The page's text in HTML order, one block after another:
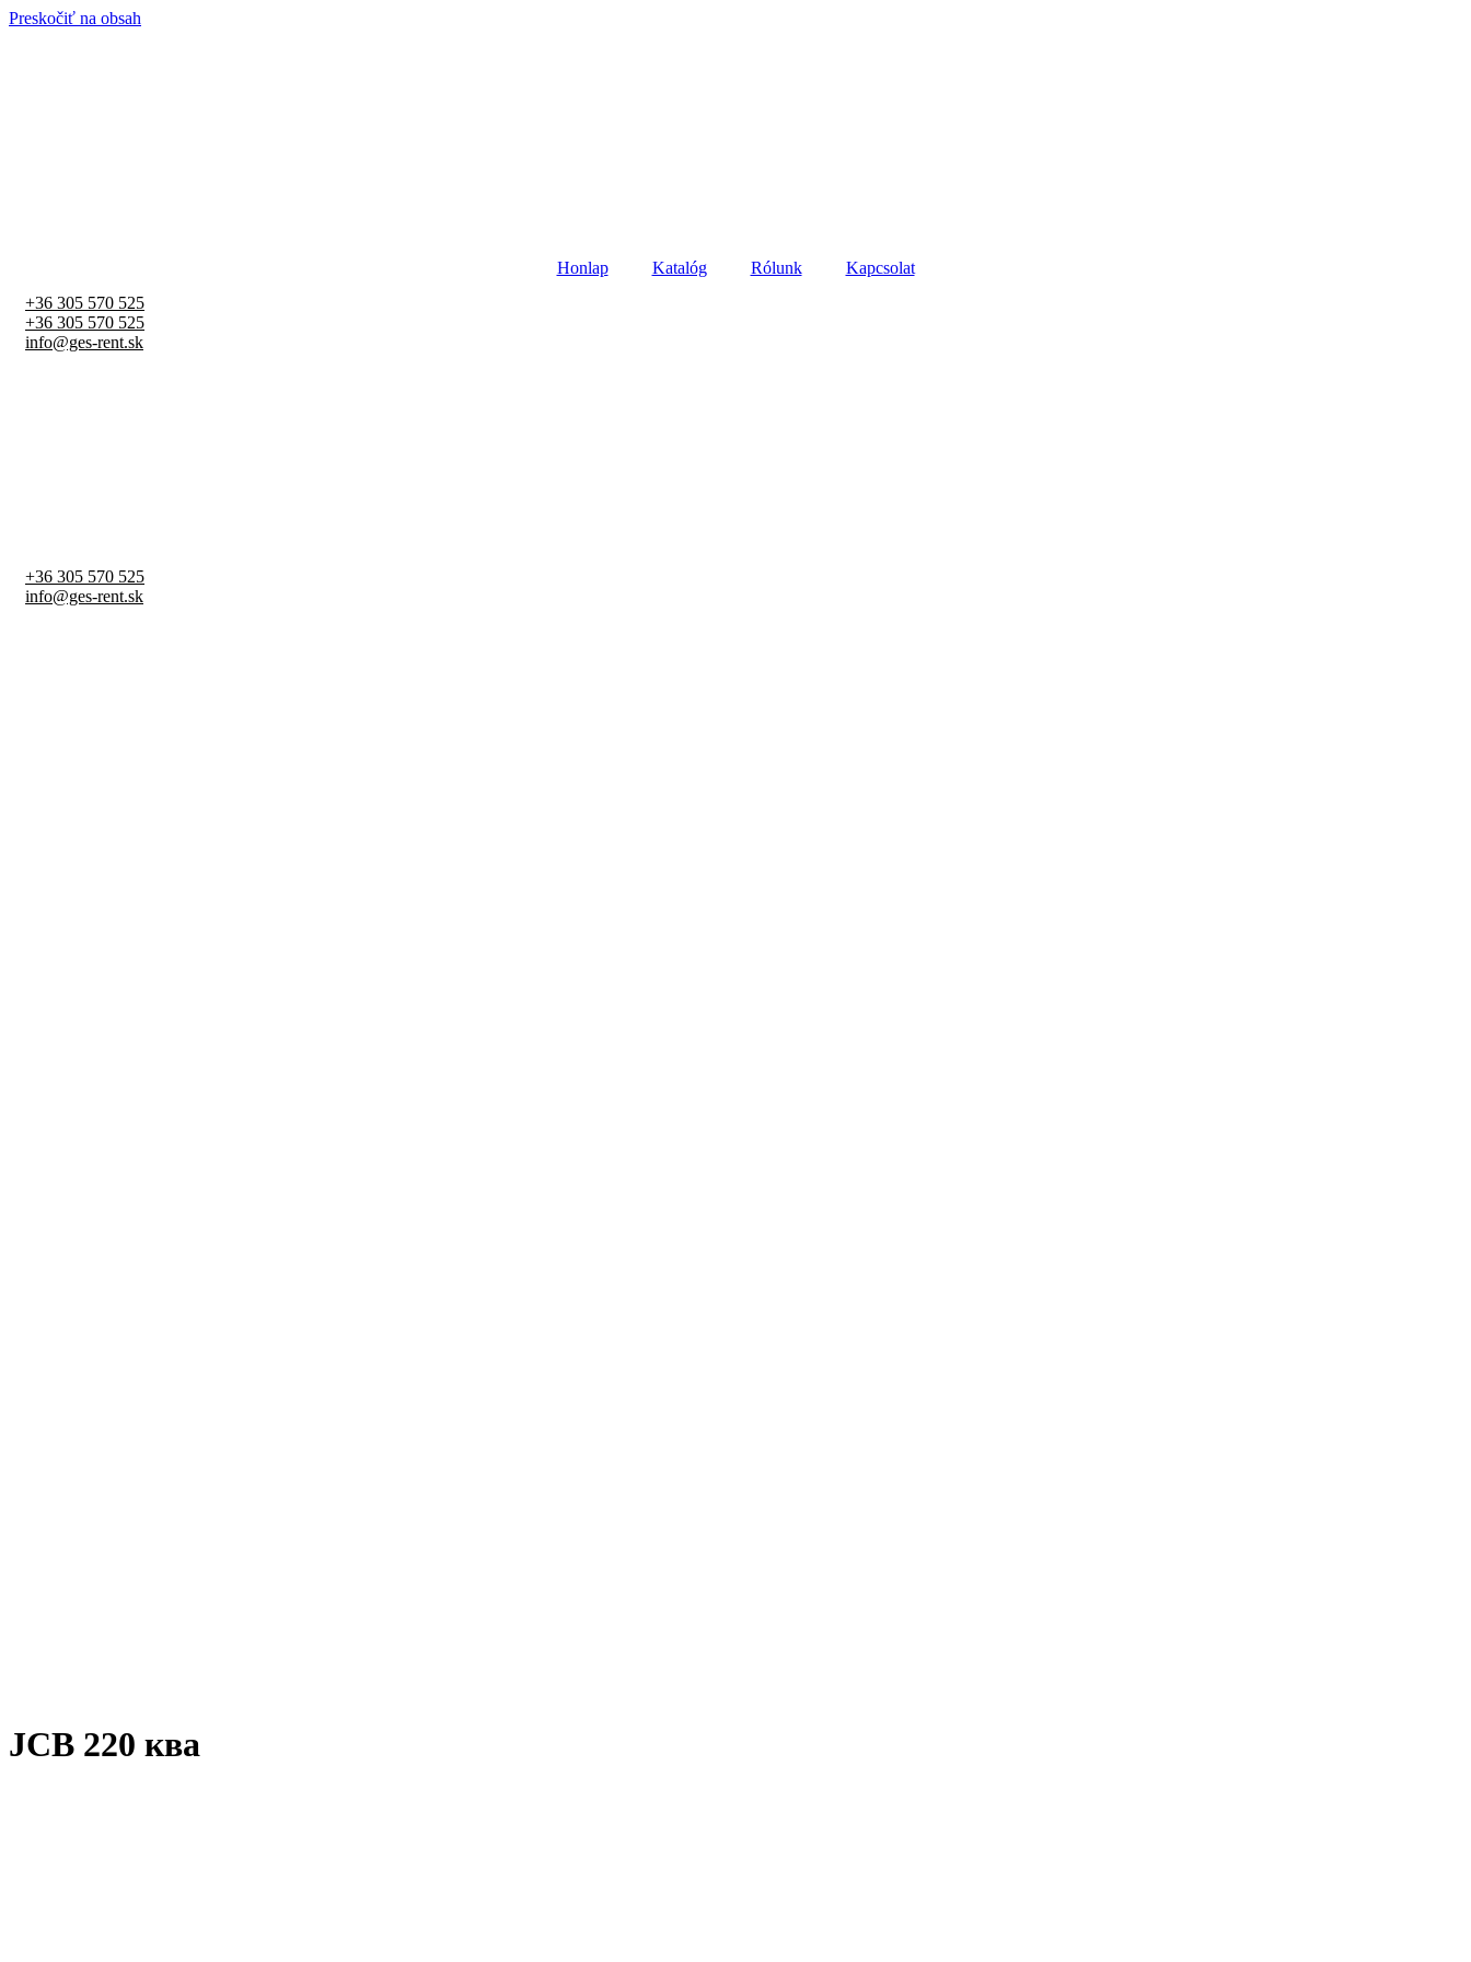
Preskočiť na obsah
Honlap Katalóg Rólunk
Kapcsolat
+36 305 570 525
+36 305 570 525
info@ges-rent.sk
+36 305 570 525
info@ges-rent.sk
JCB 220 ква